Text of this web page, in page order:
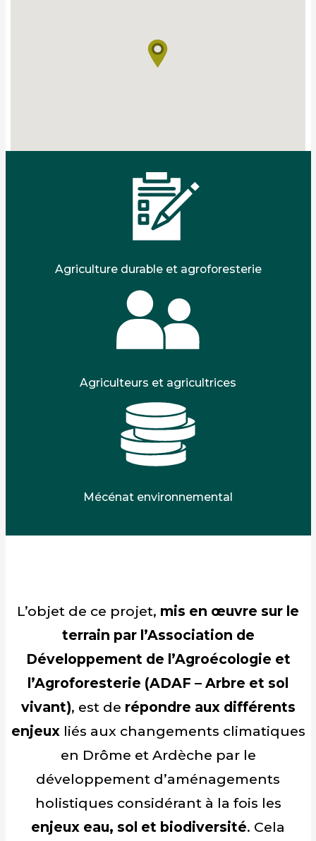
Agriculture durable et agroforesterie
Agriculteurs et agricultrices
Mécénat environnemental
L’objet de ce projet, mis en œuvre sur le
terrain par l’Association de
Développement de l’Agroécologie et
l’Agroforesterie (ADAF – Arbre et sol
vivant), est de répondre aux différents
enjeuxliés aux changements climatiques
en Drôme et Ardèche par le
développement d’aménagements
holistiques considérant à la fois les
enjeux eau, sol et biodiversité. Cela